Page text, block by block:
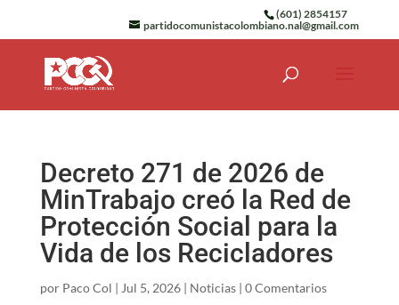
(601) 2854157
partidocomunistacolombiano.nal@gmail.com
Decreto 271 de 2026 de
MinTrabajo creó la Red de
Protección Social para la
Vida de los Recicladores
por Paco Col | Jul 5, 2026| Noticias| 0 Comentarios